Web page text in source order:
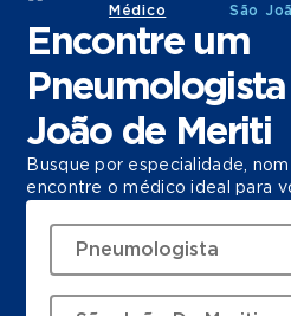
Médico
São
Encontre um
João de Meriti
Busque por especialidade,
encontre o médico ideal para